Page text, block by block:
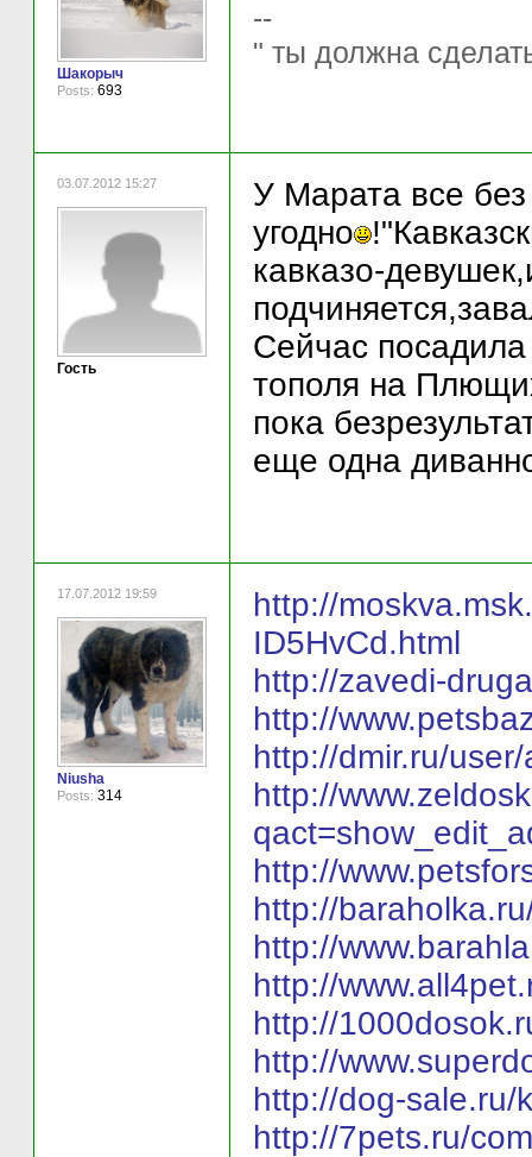
Шакорыч
Posts: 693
--
" ты должна
03.07.2012 15:27
Гость
У Марата все
угодно
кавказо-
Сейчас
тополя на
пока
еще одна
17.07.2012 19:59
Niusha
Posts: 314
http://
ID5HvCd.html
http://zavedi-
http://
http://dmir.ru/
http://
http://
http://
http://
http://
http://
http://
http://dog-sale.ru/
http://7pets.ru/